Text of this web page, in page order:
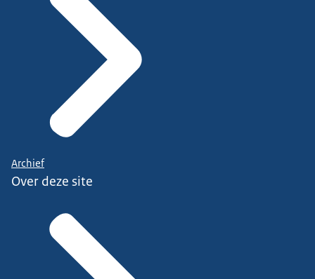
Archief
Over deze site